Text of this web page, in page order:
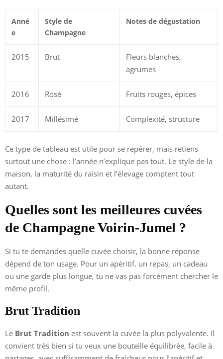
Anné
e
Style de
Champagne
Notes de dégustation
2015 Brut
Fleurs blanches,
agrumes
2016 Rosé Fruits rouges, épices
2017 Millésimé Complexité, structure
Ce type de tableau est utile pour se repérer, mais retiens
surtout une chose : l’année n’explique pas tout. Le style de la
maison, la maturité du raisin et l’élevage comptent tout
autant.
Quelles sont les meilleures cuvées
de Champagne Voirin-Jumel ?
Si tu te demandes quelle cuvée choisir, la bonne réponse
dépend de ton usage. Pour un apéritif, un repas, un cadeau
ou une garde plus longue, tu ne vas pas forcément chercher le
même profil.
Brut Tradition
Le Brut Tradition est souvent la cuvée la plus polyvalente. Il
convient très bien si tu veux une bouteille équilibrée, facile à